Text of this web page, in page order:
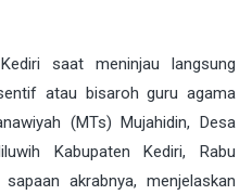
saat meninjau langsung
atau bisaroh guru agama
(MTs) Mujahidin, Desa
Kabupaten Kediri, Rabu
akrabnya, menjelaskan